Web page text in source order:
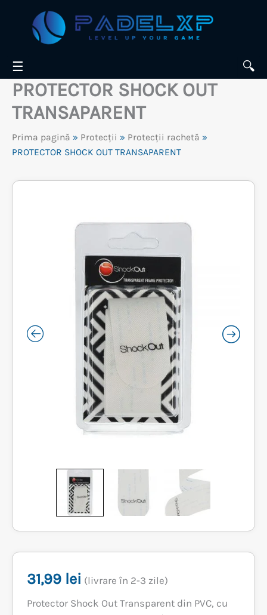
☰ 🔍
PROTECTOR SHOCK OUT
TRANSAPARENT
Prima pagină » Protecții » Protecții rachetă »
PROTECTOR SHOCK OUT TRANSAPARENT
31,99 lei (livrare în 2-3 zile)
Protector Shock Out Transparent din PVC, cu